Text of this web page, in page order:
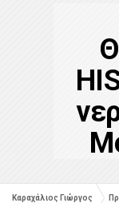
Καραχάλιος Γιώργος